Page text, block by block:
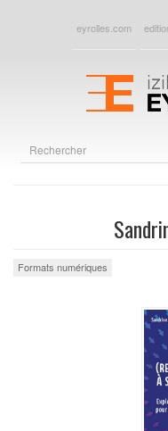
eyrolles.com
Formats numériques